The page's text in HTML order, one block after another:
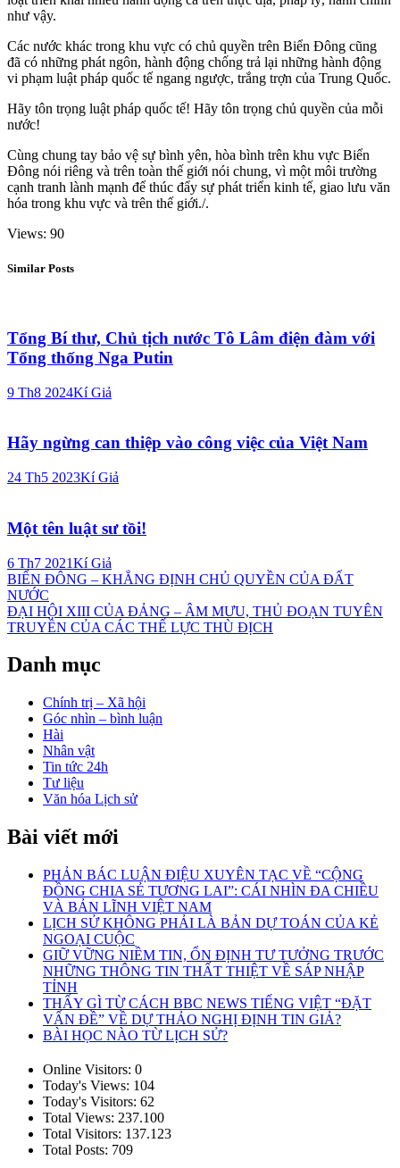
như vậy.
Các nước khác trong khu vực có chủ quyền trên Biển Đông cũng
đã có những phát ngôn, hành động chống trả lại những hành động
vi phạm luật pháp quốc tế ngang ngược, trắng trợn của Trung Quốc.
Hãy tôn trọng luật pháp quốc tế! Hãy tôn trọng chủ quyền của mỗi
nước!
Cùng chung tay bảo vệ sự bình yên, hòa bình trên khu vực Biển
Đông nói riêng và trên toàn thế giới nói chung, vì một môi trường
cạnh tranh lành mạnh để thúc đẩy sự phát triển kinh tế, giao lưu văn
hóa trong khu vực và trên thế giới./.
Views: 90
Similar Posts
Tổng Bí thư, Chủ tịch nước Tô Lâm điện đàm với
Tổng thống Nga Putin
9 Th8 2024Kí Giả
Hãy ngừng can thiệp vào công việc của Việt Nam
24 Th5 2023Kí Giả
Một tên luật sư tồi!
6 Th7 2021Kí Giả
Điều
hướng
bài
viết
BIỂN ĐÔNG – KHẲNG ĐỊNH CHỦ QUYỀN CỦA ĐẤT
NƯỚC
ĐẠI HỘI XIII CỦA ĐẢNG – ÂM MƯU, THỦ ĐOẠN TUYÊN
TRUYỀN CỦA CÁC THẾ LỰC THÙ ĐỊCH
Danh mục
Chính trị – Xã hội
Góc nhìn – bình luận
Hài
Nhân vật
Tin tức 24h
Tư liệu
Văn hóa Lịch sử
Bài viết mới
PHẢN BÁC LUẬN ĐIỆU XUYÊN TẠC VỀ “CỘNG
ĐỒNG CHIA SẺ TƯƠNG LAI”: CÁI NHÌN ĐA CHIỀU
VÀ BẢN LĨNH VIỆT NAM
LỊCH SỬ KHÔNG PHẢI LÀ BẢN DỰ TOÁN CỦA KẺ
NGOẠI CUỘC
GIỮ VỮNG NIỀM TIN, ỔN ĐỊNH TƯ TƯỞNG TRƯỚC
NHỮNG THÔNG TIN THẤT THIỆT VỀ SÁP NHẬP
TỈNH
THẤY GÌ TỪ CÁCH BBC NEWS TIẾNG VIỆT “ĐẶT
VẤN ĐỀ” VỀ DỰ THẢO NGHỊ ĐỊNH TIN GIẢ?
BÀI HỌC NÀO TỪ LỊCH SỬ?
Online Visitors: 0
Today's Views: 104
Today's Visitors: 62
Total Views: 237.100
Total Visitors: 137.123
Total Posts: 709